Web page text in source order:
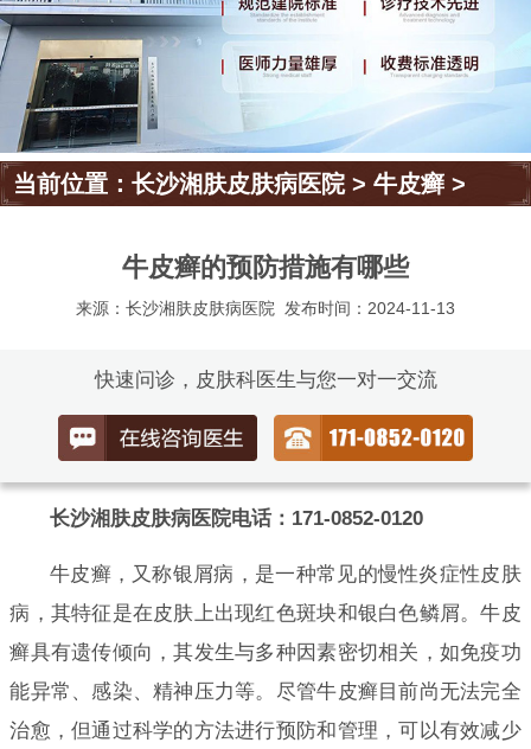
当前位置：长沙湘肤皮肤病医院>牛皮癣 >
牛皮癣的预防措施有哪些
来源：长沙湘肤皮肤病医院 发布时间：2024-11-13
快速问诊，皮肤科医生与您一对一交流
长沙湘肤皮肤病医院电话：171-0852-0120
牛皮癣，又称银屑病，是一种常见的慢性炎症性皮肤
病，其特征是在皮肤上出现红色斑块和银白色鳞屑。牛皮
癣具有遗传倾向，其发生与多种因素密切相关，如免疫功
能异常、感染、精神压力等。尽管牛皮癣目前尚无法完全
治愈，但通过科学的方法进行预防和管理，可以有效减少